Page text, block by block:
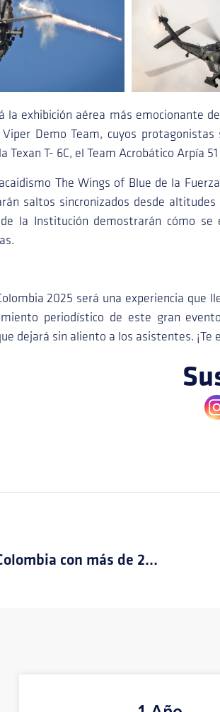
la exhibición aérea más emocionante
Demo Team, cuyos
Texan T- 6C, el Team Acrobático Arpía
The Wings of Blue de la
saltos sincronizados desde
de la Institución demostrarán cómo
2025 será una experiencia
periodístico de este gran
dejará sin aliento a los asistentes. ¡Te
SATENA celebra 63 años conectando a Colombia con más de 28 millones de pasajeros transportados y presencia en el 81 % del territorio nacional en 26 departamentos